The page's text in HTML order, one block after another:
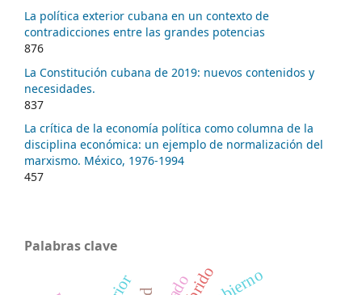
La política exterior cubana en un contexto de
contradicciones entre las grandes potencias
876
La Constitución cubana de 2019: nuevos contenidos y
necesidades.
837
La crítica de la economía política como columna de la
disciplina económica: un ejemplo de normalización del
marxismo. México, 1976-1994
457
Palabras clave